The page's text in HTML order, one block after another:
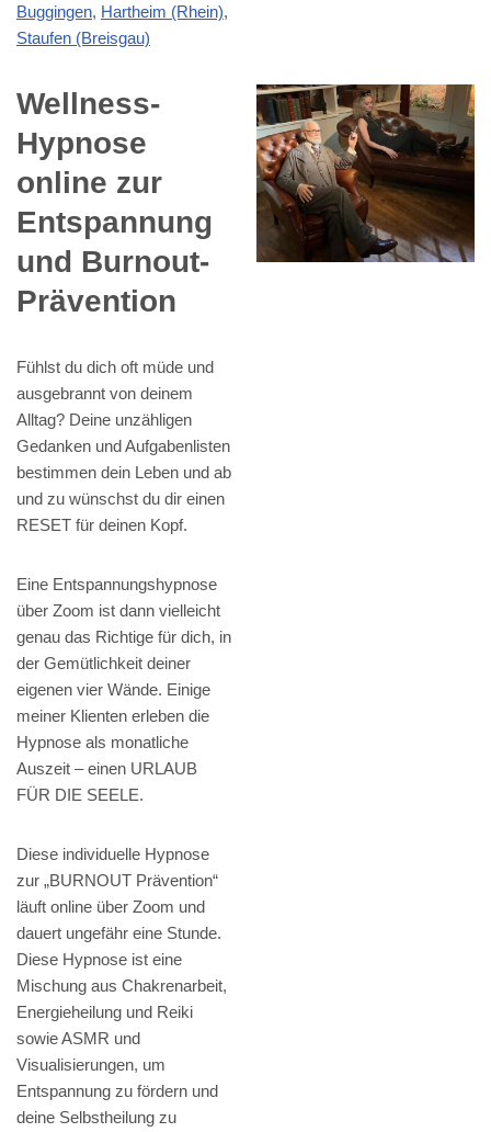
Buggingen, Hartheim (Rhein),
Staufen (Breisgau)
Wellness-
Hypnose
online zur
Entspannung
und Burnout-
Prävention
Fühlst du dich oft müde und
ausgebrannt von deinem
Alltag? Deine unzähligen
Gedanken und Aufgabenlisten
bestimmen dein Leben und ab
und zu wünschst du dir einen
RESET für deinen Kopf.
Eine Entspannungshypnose
über Zoom ist dann vielleicht
genau das Richtige für dich, in
der Gemütlichkeit deiner
eigenen vier Wände. Einige
meiner Klienten erleben die
Hypnose als monatliche
Auszeit – einen URLAUB
FÜR DIE SEELE.
Diese individuelle Hypnose
zur „BURNOUT Prävention“
läuft online über Zoom und
dauert ungefähr eine Stunde.
Diese Hypnose ist eine
Mischung aus Chakrenarbeit,
Energieheilung und Reiki
sowie ASMR und
Visualisierungen, um
Entspannung zu fördern und
deine Selbstheilung zu